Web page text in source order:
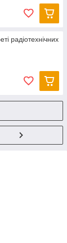
радіотехнічних